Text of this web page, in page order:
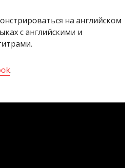
на английском
с английскими и
.